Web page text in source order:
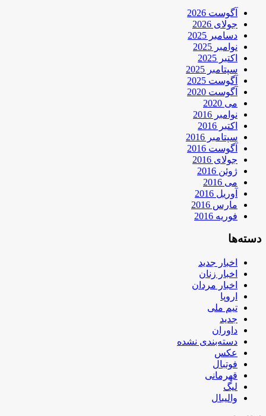
آگوست 2026
جولای 2026
دسامبر 2025
نوامبر 2025
اکتبر 2025
سپتامبر 2025
آگوست 2025
آگوست 2020
می 2020
نوامبر 2016
اکتبر 2016
سپتامبر 2016
آگوست 2016
جولای 2016
ژوئن 2016
می 2016
آوریل 2016
مارس 2016
فوریه 2016
دسته‌ها
اخبار جدید
اخبار زنان
اخبار مردان
اروپا
تیم ملی
جدید
داوران
دسته‌بندی نشده
عکس
فوتبال
قهرمانی
لیگ
والیبال